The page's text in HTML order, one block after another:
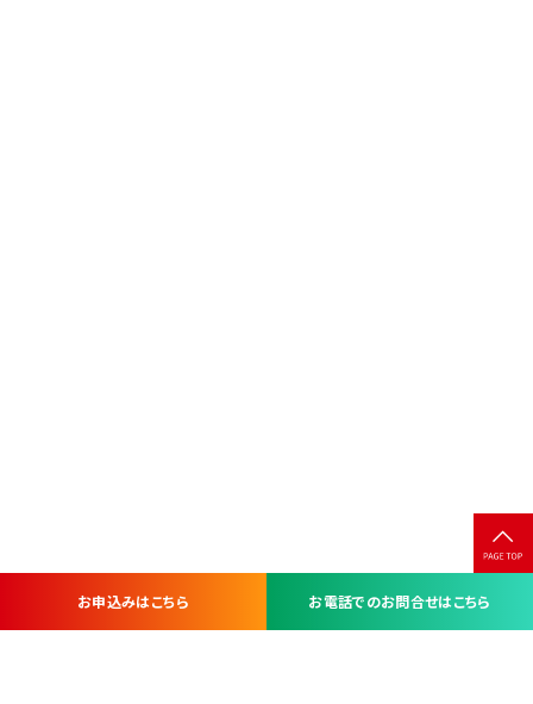
お申込みはこちら お電話でのお問合せはこちら